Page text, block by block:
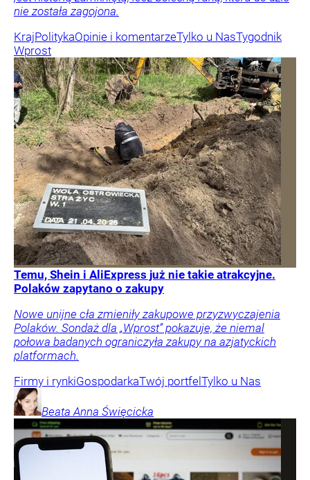
nie została zagojona.
KrajPolitykaOpinie i komentarzeTylko u NasTygodnik
Wprost
Temu, Shein i AliExpress już nie takie atrakcyjne.
Polaków zapytano o zakupy
Nowe unijne cła zmieniły zakupowe przyzwyczajenia
Polaków. Sondaż dla „Wprost” pokazuje, że niemal
połowa badanych ograniczyła zakupy na azjatyckich
platformach.
Firmy i rynkiGospodarkaTwój portfelTylko u Nas
Beata Anna Święcicka